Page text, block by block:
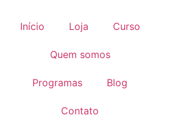
Início Loja Curso
Quem somos
Programas Blog
Contato